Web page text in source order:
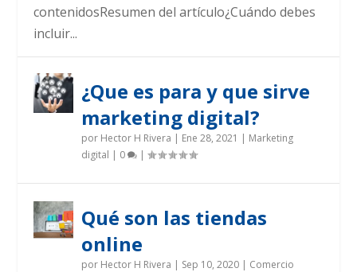
contenidosResumen del artículo¿Cuándo debes
incluir...
¿Que es para y que sirve
marketing digital?
por Hector H Rivera | Ene 28, 2021 | Marketing
digital | 0 |
Qué son las tiendas
online
por Hector H Rivera | Sep 10, 2020 | Comercio